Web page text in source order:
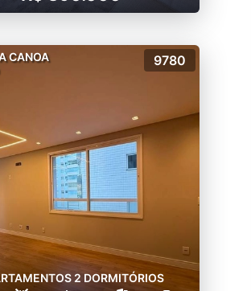
CANOA 9780
2 DORMITÓRIOS